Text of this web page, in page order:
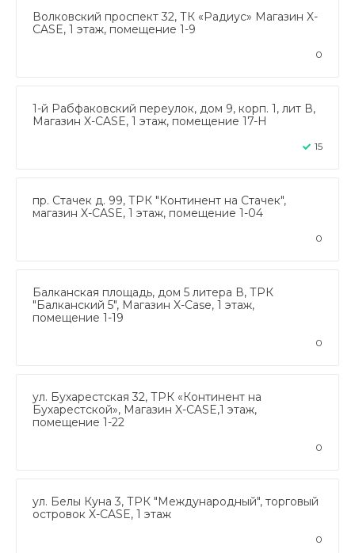
Волковский проспект 32, ТК «Радиус» Магазин X-
CASE, 1 этаж, помещение 1-9
0
1-й Рабфаковский переулок, дом 9, корп. 1, лит В,
Магазин X-CASE, 1 этаж, помещение 17-Н
15
пр. Стачек д. 99, ТРК "Континент на Стачек",
магазин X-CASE, 1 этаж, помещение 1-04
0
Балканская площадь, дом 5 литера В, ТРК
"Балканский 5", Магазин X-Case, 1 этаж,
помещение 1-19
0
ул. Бухарестская 32, ТРК «Континент на
Бухарестской», Магазин X-CASE,1 этаж,
помещение 1-22
0
ул. Белы Куна 3, ТРК "Международный", торговый
островок X-CASE, 1 этаж
0